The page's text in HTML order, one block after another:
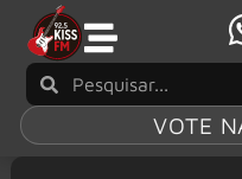
VOTE